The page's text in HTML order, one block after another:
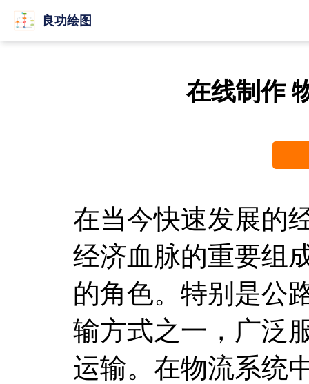
良功绘图
在线制作
在当今快速发展的
经济血脉的重要组
的角色。特别是公
输方式之一，广泛
运输。在物流系统